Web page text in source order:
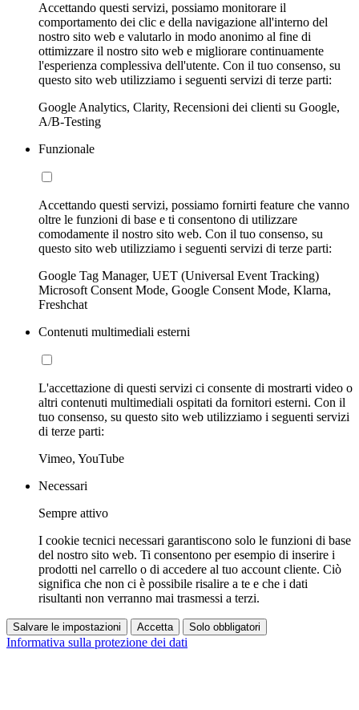
Accettando questi servizi, possiamo monitorare il
comportamento dei clic e della navigazione all'interno del
nostro sito web e valutarlo in modo anonimo al fine di
ottimizzare il nostro sito web e migliorare continuamente
l'esperienza complessiva dell'utente. Con il tuo consenso, su
questo sito web utilizziamo i seguenti servizi di terze parti:
Google Analytics, Clarity, Recensioni dei clienti su Google,
A/B-Testing
Funzionale
Accettando questi servizi, possiamo fornirti feature che vanno
oltre le funzioni di base e ti consentono di utilizzare
comodamente il nostro sito web. Con il tuo consenso, su
questo sito web utilizziamo i seguenti servizi di terze parti:
Google Tag Manager, UET (Universal Event Tracking)
Microsoft Consent Mode, Google Consent Mode, Klarna,
Freshchat
Contenuti multimediali esterni
L'accettazione di questi servizi ci consente di mostrarti video o
altri contenuti multimediali ospitati da fornitori esterni. Con il
tuo consenso, su questo sito web utilizziamo i seguenti servizi
di terze parti:
Vimeo, YouTube
Necessari
Sempre attivo
I cookie tecnici necessari garantiscono solo le funzioni di base
del nostro sito web. Ti consentono per esempio di inserire i
prodotti nel carrello o di accedere al tuo account cliente. Ciò
significa che non ci è possibile risalire a te e che i dati
risultanti non verranno mai trasmessi a terzi.
Salvare le impostazioni Accetta Solo obbligatori
Informativa sulla protezione dei dati